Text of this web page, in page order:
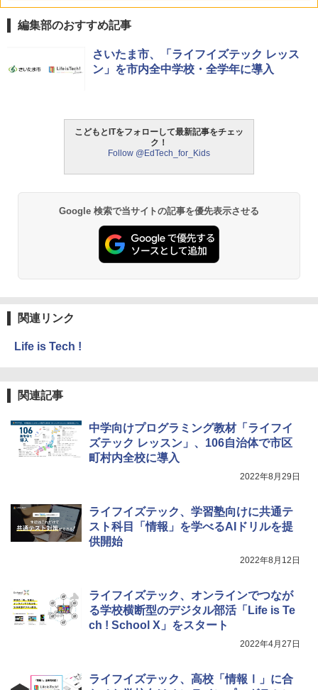
編集部のおすすめ記事
さいたま市、「ライフイズテック レッス
ン」を市内全中学校・全学年に導入
こどもとITをフォローして最新記事をチェッ
ク！
Follow @EdTech_for_Kids
Google 検索で当サイトの記事を優先表示させる
関連リンク
Life is Tech !
関連記事
中学向けプログラミング教材「ライフイ
ズテック レッスン」、106自治体で市区
町村内全校に導入
2022年8月29日
ライフイズテック、学習塾向けに共通テ
スト科目「情報」を学べるAIドリルを提
供開始
2022年8月12日
ライフイズテック、オンラインでつなが
る学校横断型のデジタル部活「Life is Te
ch ! School X」をスタート
2022年4月27日
ライフイズテック、高校「情報Ⅰ」に合